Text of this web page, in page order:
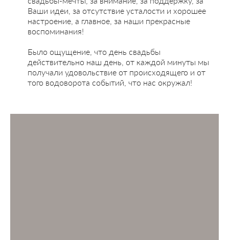
Ваши идеи, за отсутствие усталости и хорошее
настроение, а главное, за наши прекрасные
воспоминания!
Было ощущение, что день свадьбы
действительно наш день, от каждой минуты мы
получали удовольствие от происходящего и от
того водоворота событий, что нас окружал!